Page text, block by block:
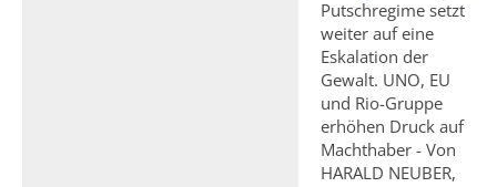
Putschregime setzt
weiter auf eine
Eskalation der
Gewalt. UNO, EU
und Rio-Gruppe
erhöhen Druck auf
Machthaber - Von
HARALD NEUBER,